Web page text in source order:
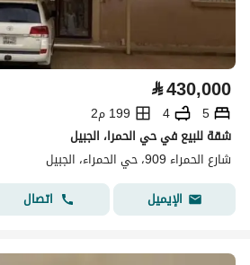
⃁430,000
5
4
199 م2
شقة للبيع في حي الحمرا، الجبيل
شارع الحمراء 909، حي الحمراء، الجبيل
الإيميل
اتصال